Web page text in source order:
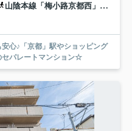
山陰本線「梅小路京都西」駅 徒歩7分
心♪「京都」駅やショッピング
セパレートマンション☆